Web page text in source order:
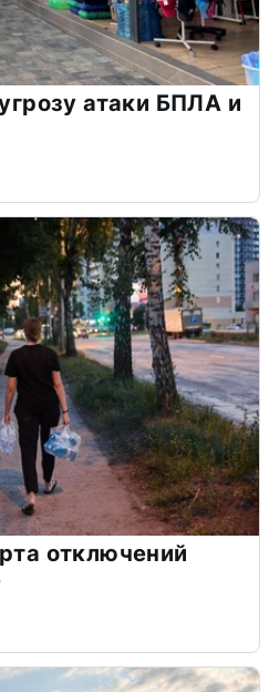
атаки БПЛА и
отключений